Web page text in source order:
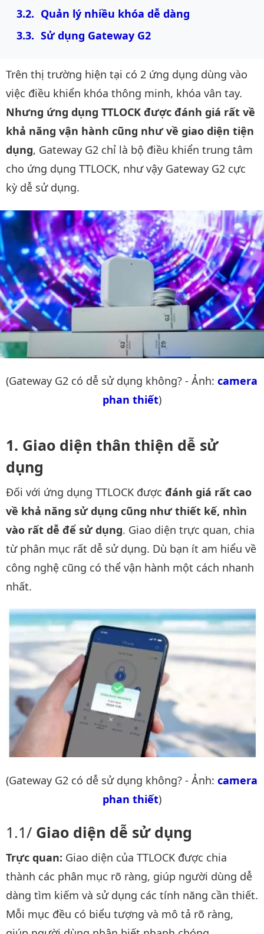
Quản lý nhiều khóa dễ dàng
Sử dụng Gateway G2
Trên thị trường hiện tại có 2 ứng dụng dùng vào
việc điều khiển khóa thông minh, khóa vân tay.
Nhưng ứng dụng TTLOCK được đánh giá rất về
khả năng vận hành cũng như về giao diện tiện
dụng, Gateway G2 chỉ là bộ điều khiển trung tâm
cho ứng dụng TTLOCK, như vậy Gateway G2 cực
kỳ dễ sử dụng.
(Gateway G2 có dễ sử dụng không? - Ảnh: camera
phan thiết)
Giao diện thân thiện dễ sử
dụng
Đối với ứng dụng TTLOCK được đánh giá rất cao
về khả năng sử dụng cũng như thiết kế, nhìn
vào rất dễ để sử dụng. Giao diện trực quan, chia
từ phân mục rất dễ sử dụng. Dù bạn ít am hiểu về
công nghệ cũng có thể vận hành một cách nhanh
nhất.
(Gateway G2 có dễ sử dụng không? - Ảnh: camera
phan thiết)
Giao diện dễ sử dụng
Trực quan: Giao diện của TTLOCK được chia
thành các phân mục rõ ràng, giúp người dùng dễ
dàng tìm kiếm và sử dụng các tính năng cần thiết.
Mỗi mục đều có biểu tượng và mô tả rõ ràng,